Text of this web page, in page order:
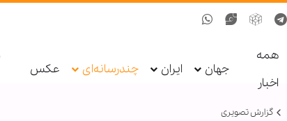
همه
اخبار
جهان ایران چندرسانه‌ای عکس
گزارش تصويری